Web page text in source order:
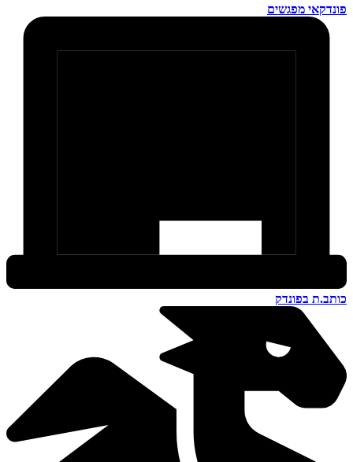
פונדקאי מפגשים
כותב.ת בפונדק